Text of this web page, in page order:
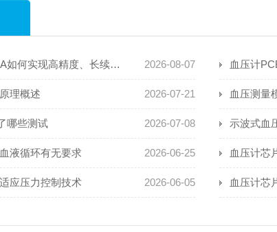
2026-08-07
穿戴式血压计PCBA如何实现高精度、长续航且抗运动干扰 血压计
2026-07-21
理概述 血压测量
2026-07-08
哪些测试 示波式血
2026-06-25
液循环有无要求 血压计芯
2026-06-05
应压力控制技术 血压计芯